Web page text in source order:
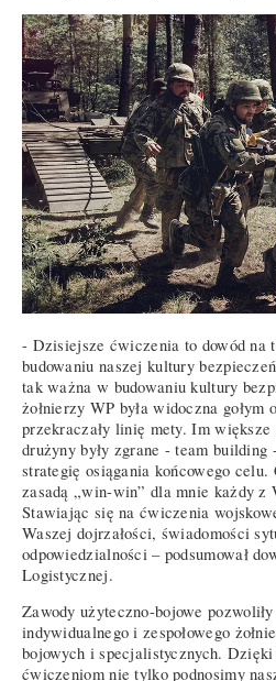
- Dzisiejsze ćwiczenia to dowód na
budowaniu naszej kultury
tak ważna w budowaniu kultury
żołnierzy WP była widoczna gołym
przekraczały linię mety. Im
drużyny były zgrane - team building
strategię osiągania końcowego
zasadą „win-win” dla mnie każdy z
Stawiając się na ćwiczenia
Waszej dojrzałości, świadomości
odpowiedzialności – podsumował
Logistycznej.
Zawody użyteczno-bojowe
indywidualnego i zespołowego
bojowych i specjalistycznych.
ćwiczeniom nie tylko podnosimy